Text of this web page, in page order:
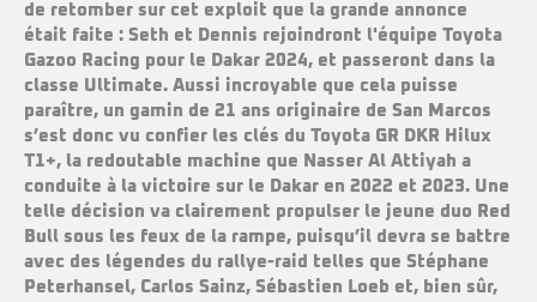
de retomber sur cet exploit que la grande annonce
était faite : Seth et Dennis rejoindront l'équipe Toyota
Gazoo Racing pour le Dakar 2024, et passeront dans la
classe Ultimate. Aussi incroyable que cela puisse
paraître, un gamin de 21 ans originaire de San Marcos
s’est donc vu confier les clés du Toyota GR DKR Hilux
T1+, la redoutable machine que Nasser Al Attiyah a
conduite à la victoire sur le Dakar en 2022 et 2023. Une
telle décision va clairement propulser le jeune duo Red
Bull sous les feux de la rampe, puisqu’il devra se battre
avec des légendes du rallye-raid telles que Stéphane
Peterhansel, Carlos Sainz, Sébastien Loeb et, bien sûr,